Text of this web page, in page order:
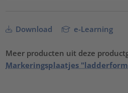
Download e-Learning
Meer producten uit deze
Markeringsplaatjes